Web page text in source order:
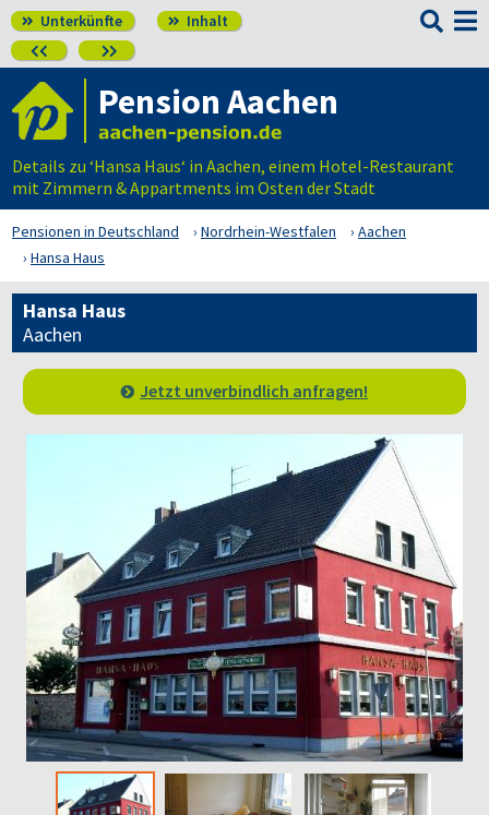
 Unterkünfte  Inhalt
 

Pension Aachen
Details zu ‘Hansa Haus‘ in Aachen, einem Hotel-Restaurant
mit Zimmern & Appartments im Osten der Stadt
Pensionen in Deutschland Nordrhein-Westfalen
Aachen
Hansa Haus
Hansa Haus
Aachen
Jetzt unverbindlich anfragen!